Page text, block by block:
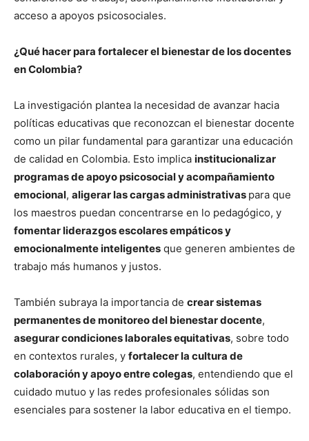
acceso a apoyos psicosociales.
¿Qué hacer para fortalecer el bienestar de los docentes
en Colombia?
La investigación plantea la necesidad de avanzar hacia
políticas educativas que reconozcan el bienestar docente
como un pilar fundamental para garantizar una educación
de calidad en Colombia. Esto implica institucionalizar
programas de apoyo psicosocial y acompañamiento
emocional, aligerar las cargas administrativas para que
los maestros puedan concentrarse en lo pedagógico, y
fomentar liderazgos escolares empáticos y
emocionalmente inteligentes que generen ambientes de
trabajo más humanos y justos.
También subraya la importancia de crear sistemas
permanentes de monitoreo del bienestar docente,
asegurar condiciones laborales equitativas, sobre todo
en contextos rurales, y fortalecer la cultura de
colaboración y apoyo entre colegas, entendiendo que el
cuidado mutuo y las redes profesionales sólidas son
esenciales para sostener la labor educativa en el tiempo.